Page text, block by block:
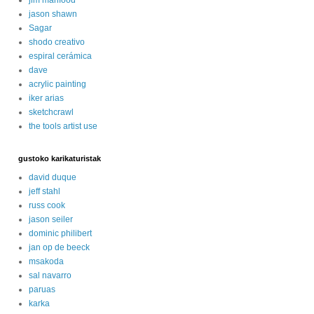
jason shawn
Sagar
shodo creativo
espiral cerámica
dave
acrylic painting
iker arias
sketchcrawl
the tools artist use
gustoko karikaturistak
david duque
jeff stahl
russ cook
jason seiler
dominic philibert
jan op de beeck
msakoda
sal navarro
paruas
karka